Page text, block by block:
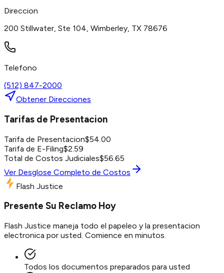
Direccion
200 Stillwater, Ste 104, Wimberley, TX 78676
Telefono
(512) 847-2000
Obtener Direcciones
Tarifas de Presentacion
Tarifa de Presentacion$54.00
Tarifa de E-Filing$2.59
Total de Costos Judiciales$56.65
Ver Desglose Completo de Costos
Flash Justice
Presente Su Reclamo Hoy
Flash Justice maneja todo el papeleo y la presentacion
electronica por usted. Comience en minutos.
Todos los documentos preparados para usted